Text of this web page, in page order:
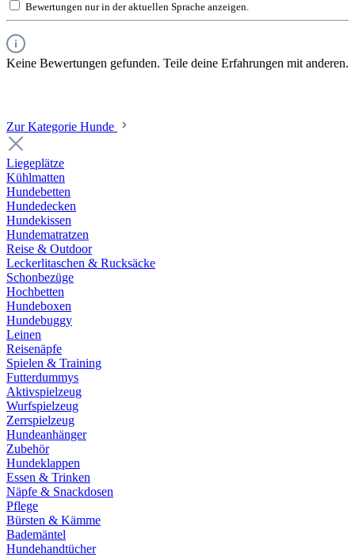
Bewertungen nur in der aktuellen Sprache anzeigen.
Keine Bewertungen gefunden. Teile deine Erfahrungen mit anderen.
Zur Kategorie Hunde
Liegeplätze
Kühlmatten
Hundebetten
Hundedecken
Hundekissen
Hundematratzen
Reise & Outdoor
Leckerlitaschen & Rucksäcke
Schonbezüge
Hochbetten
Hundeboxen
Hundebuggy
Leinen
Reisenäpfe
Spielen & Training
Futterdummys
Aktivspielzeug
Wurfspielzeug
Zerrspielzeug
Hundeanhänger
Zubehör
Hundeklappen
Essen & Trinken
Näpfe & Snackdosen
Pflege
Bürsten & Kämme
Bademäntel
Hundehandtücher